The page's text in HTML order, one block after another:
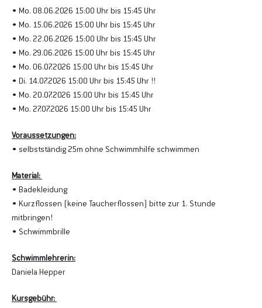
• Mo. 08.06.2026 15:00 Uhr bis 15:45 Uhr
• Mo. 15.06.2026 15:00 Uhr bis 15:45 Uhr
• Mo. 22.06.2026 15:00 Uhr bis 15:45 Uhr
• Mo. 29.06.2026 15:00 Uhr bis 15:45 Uhr
• Mo. 06.07.2026 15:00 Uhr bis 15:45 Uhr
• Di. 14.07.2026 15:00 Uhr bis 15:45 Uhr !!
• Mo. 20.07.2026 15:00 Uhr bis 15:45 Uhr
• Mo. 27.07.2026 15:00 Uhr bis 15:45 Uhr
Voraussetzungen:
• selbstständig 25m ohne Schwimmhilfe schwimmen
Material:
• Badekleidung
• Kurzflossen (keine Taucherflossen) bitte zur 1. Stunde
mitbringen!
• Schwimmbrille
Schwimmlehrerin:
Daniela Hepper
Kursgebühr: